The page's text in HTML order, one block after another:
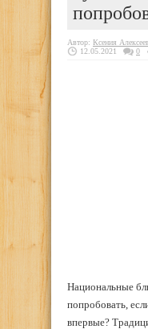
Автор: Ксения
12.05.2021
0
Национальные
попробовать,
впервые?